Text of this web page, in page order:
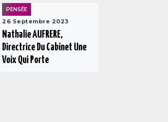
PENSÉE
26 Septembre 2023
Nathalie AUFRERE,
Directrice Du Cabinet Une
Voix Qui Porte